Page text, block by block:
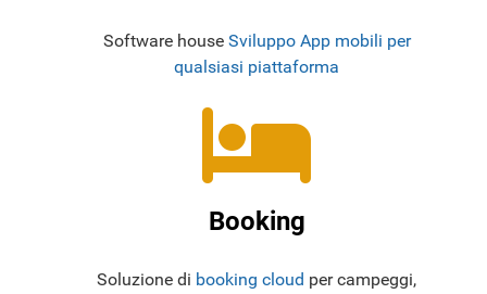
Software house Sviluppo App mobili per
qualsiasi piattaforma
Booking
Soluzione di booking cloud per campeggi,